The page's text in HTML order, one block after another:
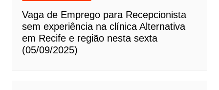
Vaga de Emprego para Recepcionista
sem experiência na clínica Alternativa
em Recife e região nesta sexta
(05/09/2025)